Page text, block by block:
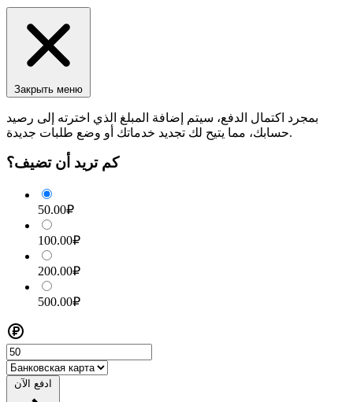
Закрыть меню
بمجرد اكتمال الدفع، سيتم إضافة المبلغ الذي اخترته إلى رصيد
حسابك، مما يتيح لك تجديد خدماتك أو وضع طلبات جديدة.
كم تريد أن تضيف؟
50.00₽
100.00₽
200.00₽
500.00₽
ادفع الآن